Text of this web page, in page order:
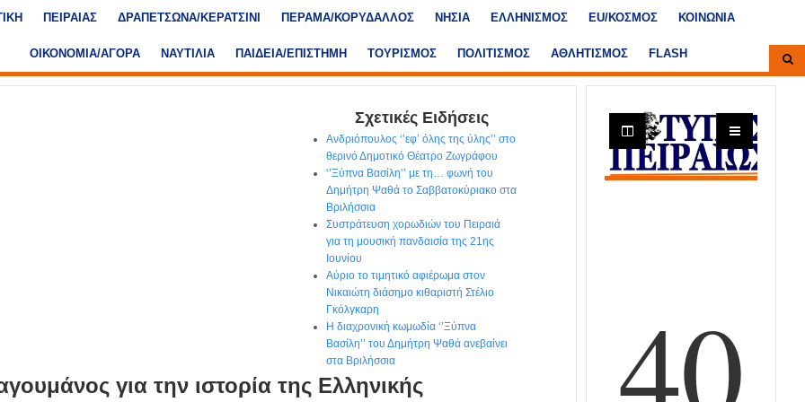
ΠΕΙΡΑΙΑΣ ΔΡΑΠΕΤΣΩΝΑ/ΚΕΡΑΤΣΙΝΙ ΠΕΡΑΜΑ/ΚΟΡΥΔΑΛΛΟΣ ΝΗΣΙΑ ΕΛΛΗΝΙΣΜΟΣ ΕU/ΚΟΣΜΟΣ ΚΟΙΝΩΝΙΑ
ΟΙΚΟΝΟΜΙΑ/ΑΓΟΡΑ ΝΑΥΤΙΛΙΑ ΠΑΙΔΕΙΑ/ΕΠΙΣΤΗΜΗ ΤΟΥΡΙΣΜΟΣ ΠΟΛΙΤΙΣΜΟΣ ΑΘΛΗΤΙΣΜΟΣ FLASH
Σχετικές Ειδήσεις
Ανδριόπουλος ‘’εφ’ όλης της ύλης’’ στο
θερινό Δημοτικό Θέατρο Ζωγράφου
‘’Ξύπνα Βασίλη’’ με τη… φωνή του
Δημήτρη Ψαθά το Σαββατοκύριακο στα
Βριλήσσια
Συστράτευση χορωδιών του Πειραιά
για τη μουσική πανδαισία της 21ης
Ιουνίου
Αύριο το τιμητικό αφιέρωμα στον
Νικαιώτη διάσημο κιθαριστή Στέλιο
Γκόλγκαρη
Η διαχρονική κωμωδία ‘’Ξύπνα
Βασίλη’’ του Δημήτρη Ψαθά ανεβαίνει
στα Βριλήσσια
για την ιστορία της Ελληνικής